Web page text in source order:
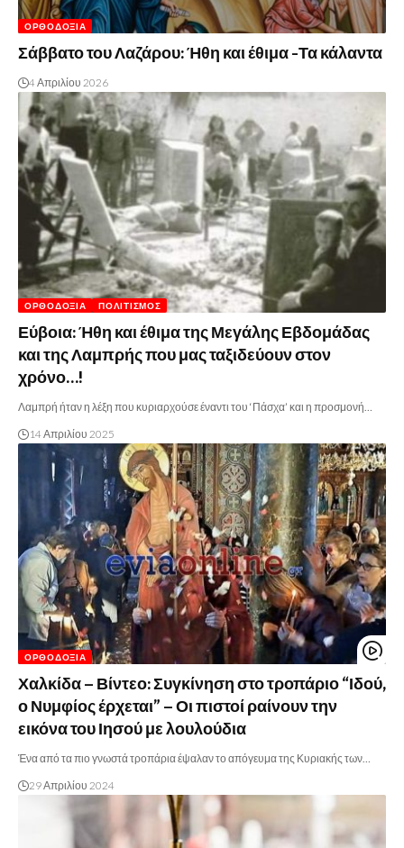
ΟΡΘΟΔΟΞΊΑ
Σάββατο του Λαζάρου: Ήθη και έθιμα -Τα κάλαντα
4 Απριλίου 2026
ΟΡΘΟΔΟΞΊΑ ΠΟΛΙΤΙΣΜΌΣ
Εύβοια: Ήθη και έθιμα της Μεγάλης Εβδομάδας
και της Λαμπρής που μας ταξιδεύουν στον
χρόνο…!
Λαμπρή ήταν η λέξη που κυριαρχούσε έναντι του ‘Πάσχα’ και η προσμονή…
14 Απριλίου 2025
ΟΡΘΟΔΟΞΊΑ
Χαλκίδα – Βίντεο: Συγκίνηση στο τροπάριο “Ιδού,
ο Νυμφίος έρχεται” – Οι πιστοί ραίνουν την
εικόνα του Ιησού με λουλούδια
Ένα από τα πιο γνωστά τροπάρια έψαλαν το απόγευμα της Κυριακής των…
29 Απριλίου 2024